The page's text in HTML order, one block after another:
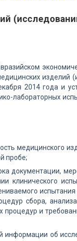
изделий
2014 года и
лабораторных
медицинского
пробе;
документации,
клинического
сбора,
и
информации об